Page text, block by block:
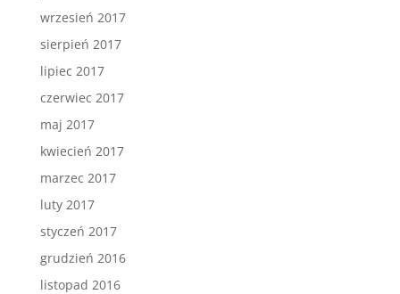
wrzesień 2017
sierpień 2017
lipiec 2017
czerwiec 2017
maj 2017
kwiecień 2017
marzec 2017
luty 2017
styczeń 2017
grudzień 2016
listopad 2016